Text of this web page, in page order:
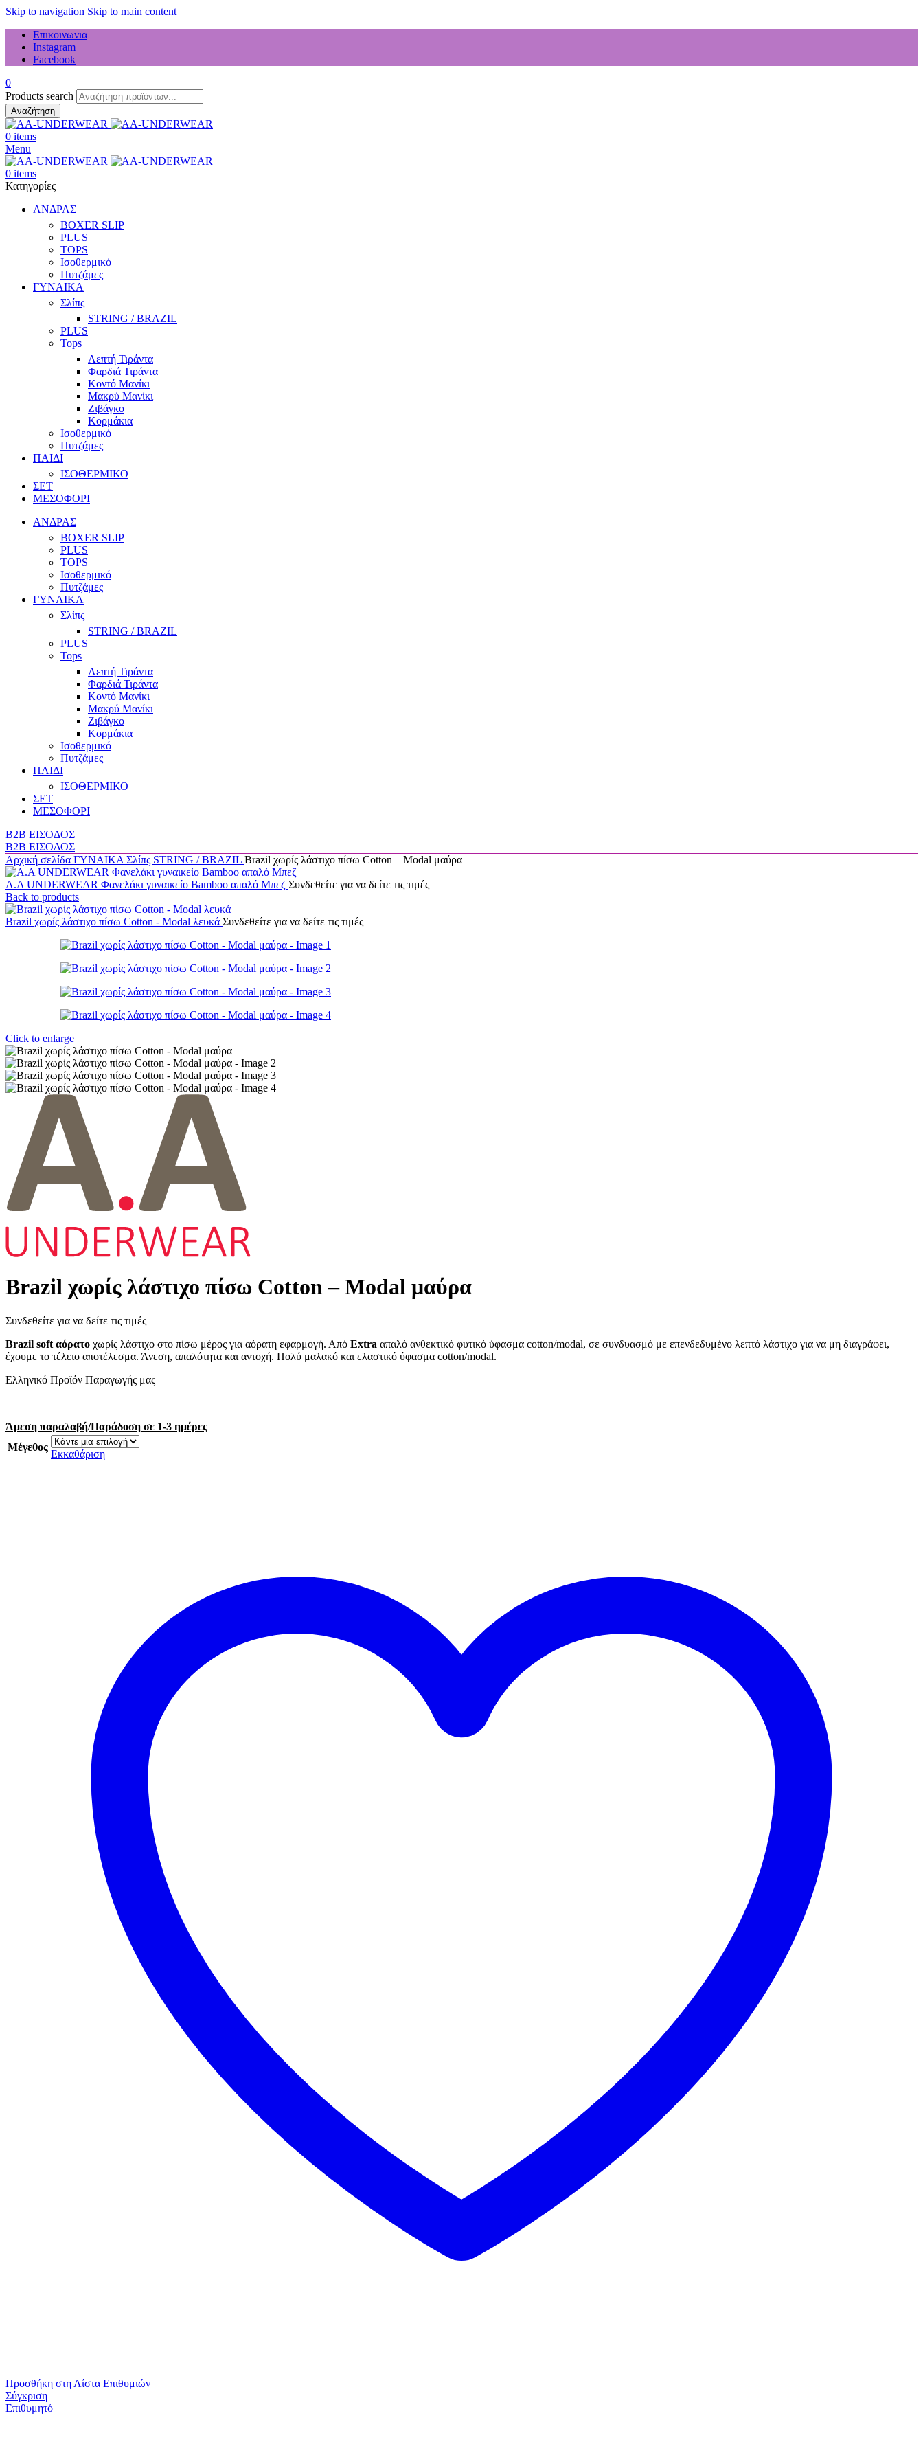
Skip to navigation Skip to main content
Επικοινωνια
Instagram
Facebook
0
Products search
Αναζήτηση
0 items
Menu
0 items
Κατηγορίες
ΑΝΔΡΑΣ
BOXER SLIP
PLUS
TOPS
Ισοθερμικό
Πυτζάμες
ΓΥΝΑΙΚΑ
Σλίπς
STRING / BRAZIL
PLUS
Tops
Λεπτή Τιράντα
Φαρδιά Τιράντα
Κοντό Μανίκι
Μακρύ Μανίκι
Ζιβάγκο
Κορμάκια
Ισοθερμικό
Πυτζάμες
ΠΑΙΔΙ
ΙΣΟΘΕΡΜΙΚΟ
ΣΕΤ
ΜΕΣΟΦΟΡΙ
ΑΝΔΡΑΣ
BOXER SLIP
PLUS
TOPS
Ισοθερμικό
Πυτζάμες
ΓΥΝΑΙΚΑ
Σλίπς
STRING / BRAZIL
PLUS
Tops
Λεπτή Τιράντα
Φαρδιά Τιράντα
Κοντό Μανίκι
Μακρύ Μανίκι
Ζιβάγκο
Κορμάκια
Ισοθερμικό
Πυτζάμες
ΠΑΙΔΙ
ΙΣΟΘΕΡΜΙΚΟ
ΣΕΤ
ΜΕΣΟΦΟΡΙ
B2B ΕΙΣΟΔΟΣ
B2B ΕΙΣΟΔΟΣ
Αρχική σελίδα ΓΥΝΑΙΚΑ Σλίπς STRING / BRAZIL Brazil χωρίς λάστιχο πίσω Cotton – Modal μαύρα
Α.A UNDERWEAR Φανελάκι γυναικείο Bamboo απαλό Μπεζ Συνδεθείτε για να δείτε τις τιμές
Back to products
Brazil χωρίς λάστιχο πίσω Cotton - Modal λευκά Συνδεθείτε για να δείτε τις τιμές
Click to enlarge
Brazil χωρίς λάστιχο πίσω Cotton – Modal μαύρα
Συνδεθείτε για να δείτε τις τιμές
Brazil soft αόρατο χωρίς λάστιχο στο πίσω μέρος για αόρατη εφαρμογή. Από Extra απαλό ανθεκτικό φυτικό ύφασμα cotton/modal, σε συνδυασμό με επενδεδυμένο λεπτό λάστιχο για να μη διαγράφει,
έχουμε το τέλειο αποτέλεσμα. Άνεση, απαλότητα και αντοχή. Πολύ μαλακό και ελαστικό ύφασμα cotton/modal.
Ελληνικό Προϊόν Παραγωγής μας
Άμεση παραλαβή/Παράδοση σε 1-3 ημέρες
Μέγεθος
Εκκαθάριση
Προσθήκη στη Λίστα Επιθυμιών
Σύγκριση
Επιθυμητό